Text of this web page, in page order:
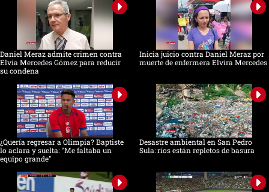
Daniel Meraz admite crimen contra
Elvia Mercedes Gómez para reducir
su condena
Inicia juicio contra Daniel Meraz por
muerte de enfermera Elvira Mercedes
¿Quería regresar a Olimpia? Baptiste
lo aclara y suelta: "Me faltaba un
equipo grande"
Desastre ambiental en San Pedro
Sula: ríos están repletos de basura